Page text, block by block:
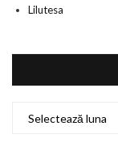
Lilutesa